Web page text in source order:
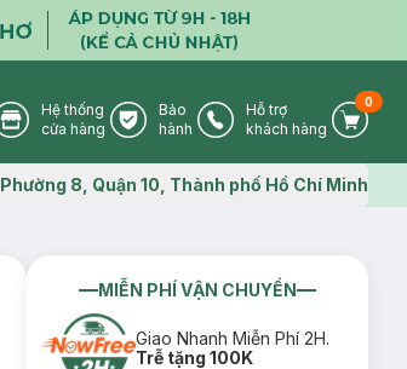
Store Icon
Hệ thống
cửa hàng
Warranty Icon
Bảo
hành
Phone Icon
Hỗ trợ
khách hàng
Cart
0
Map icon
Phường 8, Quận 10, Thành phố Hồ Chí Minh
MIỄN PHÍ VẬN CHUYỂN
Giao Nhanh Miễn Phí 2H.
Trễ tặng 100K